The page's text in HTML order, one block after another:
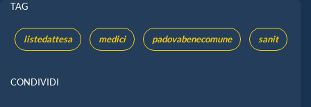
TAG
listedattesa medici padovabenecomune sanit
CONDIVIDI